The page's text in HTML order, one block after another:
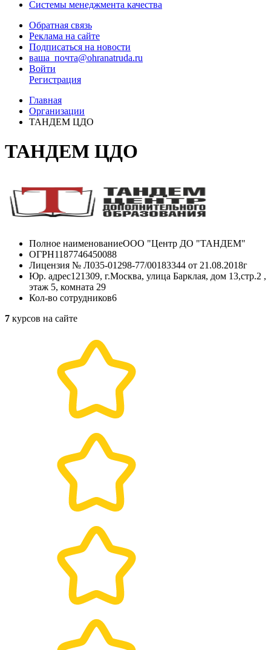
Системы менеджмента качества
Обратная связь
Реклама на сайте
Подписаться на новости
ваша_почта@ohranatruda.ru
Войти
Регистрация
Главная
Организации
ТАНДЕМ ЦДО
ТАНДЕМ ЦДО
Полное наименованиеООО "Центр ДО "ТАНДЕМ"
ОГРН1187746450088
Лицензия № Л035-01298-77/00183344 от 21.08.2018г
Юр. адрес121309, г.Москва, улица Барклая, дом 13,стр.2 ,
этаж 5, комната 29
Кол-во сотрудников6
7 курсов на сайте